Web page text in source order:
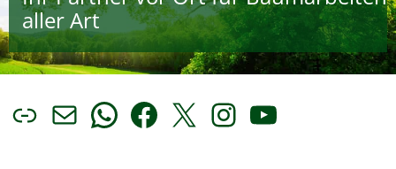
aller Art
LinkE-Mail
WhatsApp
Facebook
X Instagram
YouTube